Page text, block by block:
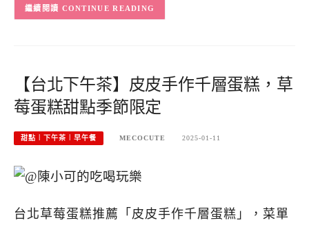
CONTINUE READING
【台北下午茶】皮皮手作千層蛋糕，草
莓蛋糕甜點季節限定
甜點︱下午茶︱早午餐 MECOCUTE 2025-01-11
台北草莓蛋糕推薦「皮皮手作千層蛋糕」，菜單